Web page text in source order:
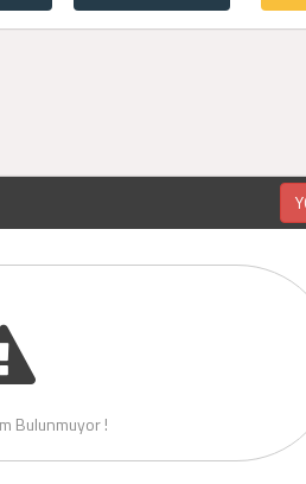
- 20:00
Bulunmuyor !